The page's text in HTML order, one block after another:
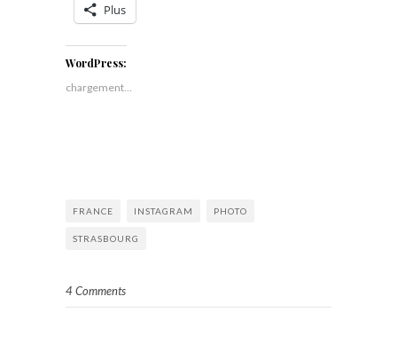
Plus
WordPress:
chargement…
FRANCE INSTAGRAM PHOTO
STRASBOURG
4 Comments